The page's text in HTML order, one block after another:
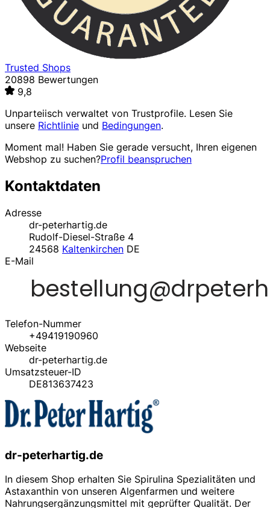
Trusted Shops
20898 Bewertungen
9,8
Unparteiisch verwaltet von Trustprofile. Lesen Sie
unsere Richtlinie und Bedingungen.
Moment mal! Haben Sie gerade versucht, Ihren eigenen
Webshop zu suchen?Profil beanspruchen
Kontaktdaten
Adresse
dr-peterhartig.de
Rudolf-Diesel-Straße 4
24568 Kaltenkirchen DE
E-Mail
Telefon-Nummer
+49419190960
Webseite
dr-peterhartig.de
Umsatzsteuer-ID
DE813637423
dr-peterhartig.de
In diesem Shop erhalten Sie Spirulina Spezialitäten und
Astaxanthin von unseren Algenfarmen und weitere
Nahrungsergänzungsmittel mit geprüfter Qualität. Der